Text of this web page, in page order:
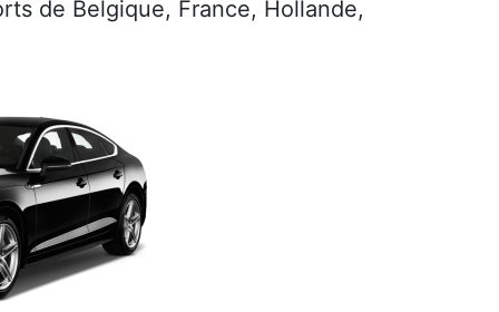
de Belgique, France, Hollande,